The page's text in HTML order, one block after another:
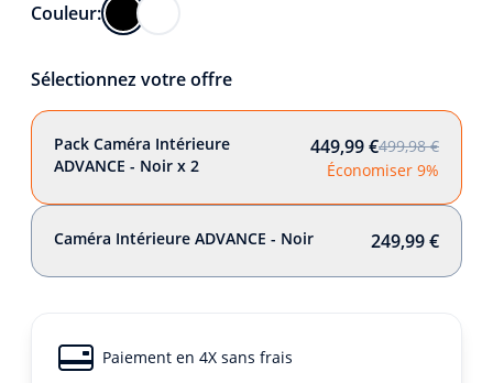
Couleur:
Sélectionnez votre offre
Pack Caméra Intérieure
ADVANCE - Noir x 2
449,99 €499,98 €
Économiser 9%
Caméra Intérieure ADVANCE - Noir 249,99 €
Paiement en 4X sans frais